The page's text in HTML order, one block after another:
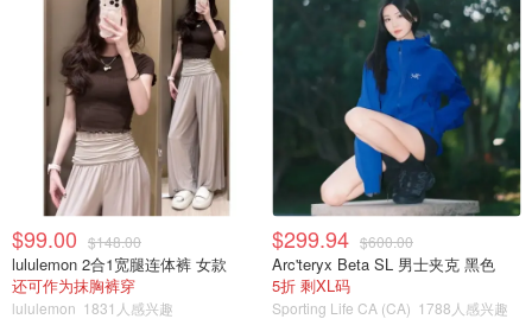
$99.00 $148.00
lululemon 2合1宽腿连体裤 女款
还可作为抹胸裤穿
lululemon 1831人感兴趣
$299.94 $600.00
Arc'teryx Beta SL 男士夹克 黑色
5折 剩XL码
Sporting Life CA (CA) 1788人感兴趣